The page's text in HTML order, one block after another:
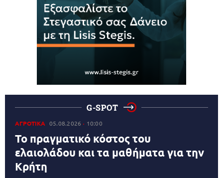
G-SPOT
ΑΓΡΟΤΙΚΑ 05.08.2026 10:00
Το πραγματικό κόστος του
ελαιολάδου και τα μαθήματα για την
Κρήτη